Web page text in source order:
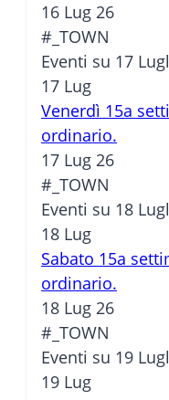
16 Lug 26
#_TOWN
Eventi su 17
17 Lug
Venerdì 15a
ordinario.
17 Lug 26
#_TOWN
Eventi su 18
18 Lug
Sabato 15a
ordinario.
18 Lug 26
#_TOWN
Eventi su 19
19 Lug